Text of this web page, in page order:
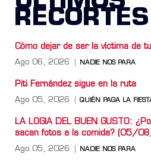
RECORTES
Cómo dejar de ser la víctima de
Ago 06, 2026 NADIE NOS PARA
Piti Fernández sigue en la ruta
Ago 05, 2026 QUIÉN PAGA LA
LA LOGIA DEL BUEN GUSTO:
sacan fotos a la comida? (05/
Ago 05, 2026 NADIE NOS PARA